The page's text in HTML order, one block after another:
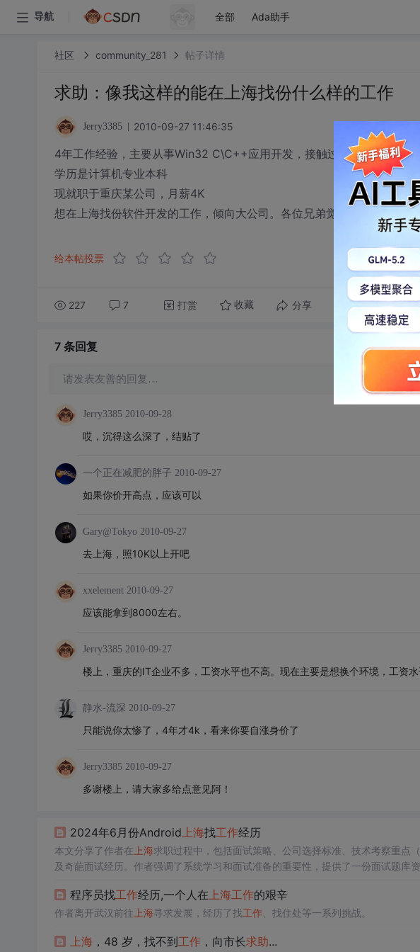
导航 全部 Ada助手
社区 community_281 帖子详情
求助：像我这样的能在上海找份什么样的工作
Jerry3385 2010-09-27 11:46:35
4年工作经验，主要从事Win32 C\C++应用开发，接触过.net,win32驱动
学历是计算机专业本科
现就职于重庆某公司，月薪4K
想在上海找份软件开发的工作，倾向大公司。各位兄弟觉得有戏吗，大
给本帖投票
227 7 打赏 收藏 分享 转发到动态
7 条回复
请发表友善的回复…
Jerry3385 2010-09-28
哎，沉得这么深了，结贴了
一个正在减肥的胖子 2010-09-27
如果你价开高点，应该可以
Gary@Tokyo 2010-09-27
去上海，照10K以上开吧
xxelement 2010-09-27
应该能拿到8000左右。
Jerry3385 2010-09-27
楼上，重庆的IT企业不多，工资水平也不高。现在主要是想换个环境，工资
静水-流深 2010-09-27
只能说你太惨了，4年才4k，看来你要自涨身价了
Jerry3385 2010-09-27
多谢楼上，请大家多给点意见阿！
2024年6月份Android上海找工作经历
本文分享了作者在 上海求职过程中，包括面试策略、公司选择标准、技术考察重点
及奇葩面试经历。作者强调了系统学习和面试准备的重要性，提供了一份面试题库资
程序员找工作经历,一个人在上海工作的艰辛
作者离开武汉前往 上海寻求发展，经历了找工作、找住处等一系列挑战。
上海 ，48 岁，找不到工作，向市长求助...